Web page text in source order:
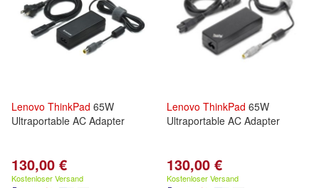
Lenovo ThinkPad 65W
Ultraportable AC Adapter
130,00 €
Kostenloser Versand
Lenovo ThinkPad 65W
Ultraportable AC Adapter
130,00 €
Kostenloser Versand